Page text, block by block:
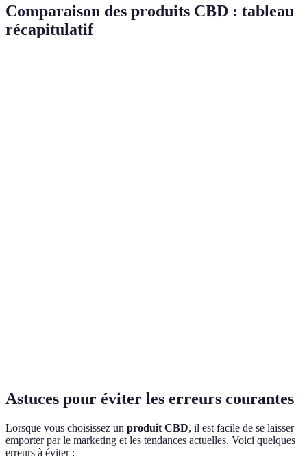
Comparaison des produits CBD : tableau
récapitulatif
Astuces pour éviter les erreurs courantes
Lorsque vous choisissez un produit CBD, il est facile de se laisser
emporter par le marketing et les tendances actuelles. Voici quelques
erreurs à éviter :